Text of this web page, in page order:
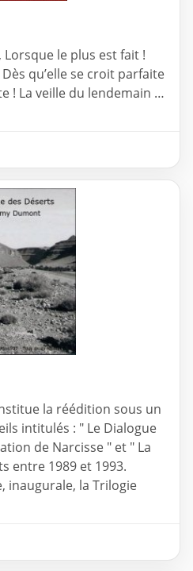
le plus est fait !
qu’elle se croit parfaite
! La veille du lendemain …
la réédition sous un
intitulés : " Le Dialogue
de Narcisse " et " La
entre 1989 et 1993.
inaugurale, la Trilogie